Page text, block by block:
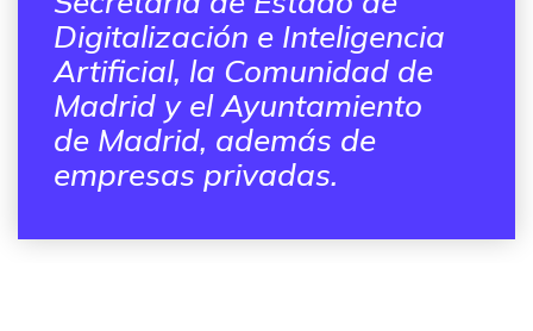
Digitalización e Inteligencia
Artificial, la Comunidad de
Madrid y el Ayuntamiento
de Madrid, además de
empresas privadas.